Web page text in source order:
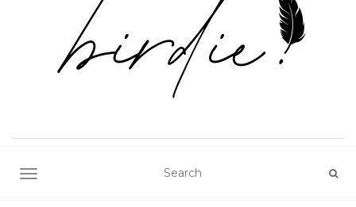
TOGGLE NAVIGATION